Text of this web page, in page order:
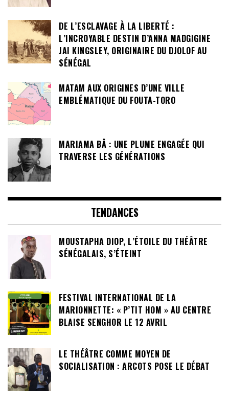
DE L’ESCLAVAGE À LA LIBERTÉ :
L’INCROYABLE DESTIN D’ANNA MADGIGINE
JAI KINGSLEY, ORIGINAIRE DU DJOLOF AU
SÉNÉGAL
MATAM AUX ORIGINES D’UNE VILLE
EMBLÉMATIQUE DU FOUTA-TORO
MARIAMA BÂ : UNE PLUME ENGAGÉE QUI
TRAVERSE LES GÉNÉRATIONS
TENDANCES
MOUSTAPHA DIOP, L’ÉTOILE DU THÉÂTRE
SÉNÉGALAIS, S’ÉTEINT
FESTIVAL INTERNATIONAL DE LA
MARIONNETTE: « P’TIT HOM » AU CENTRE
BLAISE SENGHOR LE 12 AVRIL
LE THÉÂTRE COMME MOYEN DE
SOCIALISATION : ARCOTS POSE LE DÉBAT